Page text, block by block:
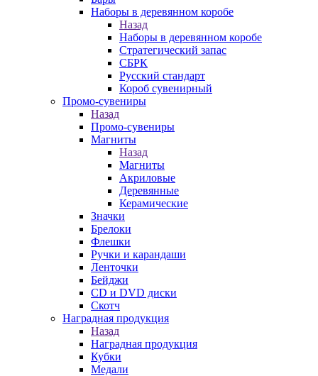
Наборы в деревянном коробе
Назад
Наборы в деревянном коробе
Стратегический запас
СБРК
Русский стандарт
Короб сувенирный
Промо-сувениры
Назад
Промо-сувениры
Магниты
Назад
Магниты
Акриловые
Деревянные
Керамические
Значки
Брелоки
Флешки
Ручки и карандаши
Ленточки
Бейджи
CD и DVD диски
Скотч
Наградная продукция
Назад
Наградная продукция
Кубки
Медали